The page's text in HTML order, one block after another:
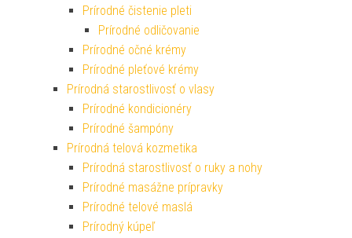
Prírodné čistenie pleti
Prírodné odličovanie
Prírodné očné krémy
Prírodné pleťové krémy
Prírodná starostlivosť o vlasy
Prírodné kondicionéry
Prírodné šampóny
Prírodná telová kozmetika
Prírodná starostlivosť o ruky a nohy
Prírodné masážne prípravky
Prírodné telové maslá
Prírodný kúpeľ